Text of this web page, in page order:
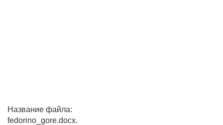
Название файла:
fedorino_gore.docx.